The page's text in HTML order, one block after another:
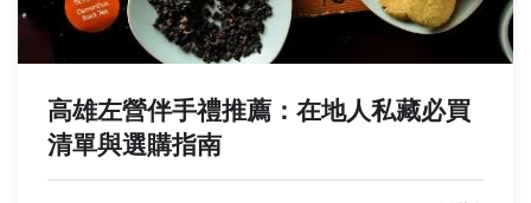
高雄左營伴手禮推薦：在地人私藏必買
清單與選購指南